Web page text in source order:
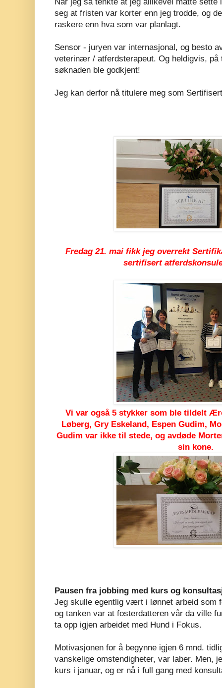
seg at fristen var korter enn jeg trodde, og
raskere enn hva som var planlagt.
Sensor - juryen var internasjonal, og besto
veterinær / atferdsterapeut. Og heldigvis,
søknaden ble godkjent!
Jeg kan derfor nå titulere meg som
Fredag 21. mai fikk jeg overrekt
sertifisert
Vi var også 5 stykker som ble tildelt
Løberg, Gry Eskeland, Espen Gudim,
Gudim var ikke til stede, og avdøde
sin kone.
Pausen fra jobbing med kurs og
Jeg skulle egentlig vært i lønnet arbeid som
og tanken var at fosterdatteren vår da ville
ta opp igjen arbeidet med Hund i Fokus.
Motivasjonen for å begynne igjen 6 mnd.
vanskelige omstendigheter, var laber. Men,
kurs i januar, og er nå i full gang med